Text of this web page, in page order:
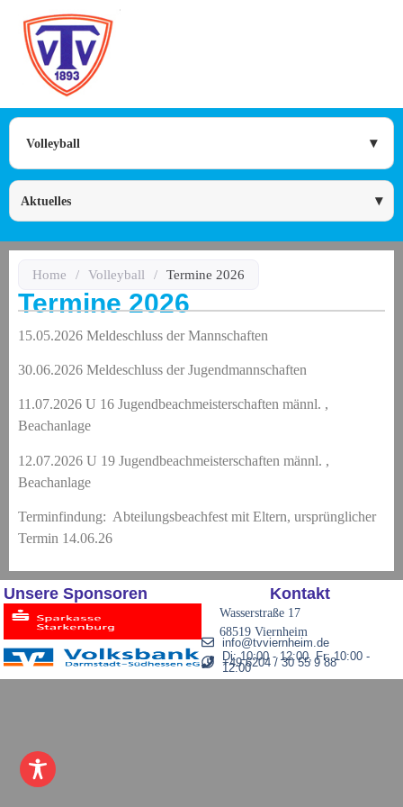
Volleyball
Aktuelles
Home / Volleyball / Termine 2026
Termine 2026
15.05.2026 Meldeschluss der Mannschaften
30.06.2026 Meldeschluss der Jugendmannschaften
11.07.2026 U 16 Jugendbeachmeisterschaften männl. ,
Beachanlage
12.07.2026 U 19 Jugendbeachmeisterschaften männl. ,
Beachanlage
Terminfindung: Abteilungsbeachfest mit Eltern, ursprünglicher
Termin 14.06.26
Unsere Sponsoren Kontakt
Wasserstraße 17
68519 Viernheim
info@tvviernheim.de
+49 6204 / 30 55 9 88
Di: 10:00 - 12:00, Fr: 10:00 -
12:00